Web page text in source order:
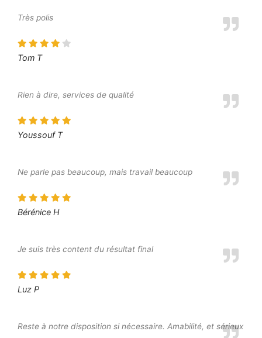
Très polis
Tom T
Rien à dire, services de qualité
Youssouf T
Ne parle pas beaucoup, mais travail beaucoup
Bérénice H
Je suis très content du résultat final
Luz P
Reste à notre disposition si nécessaire. Amabilité, et sérieux